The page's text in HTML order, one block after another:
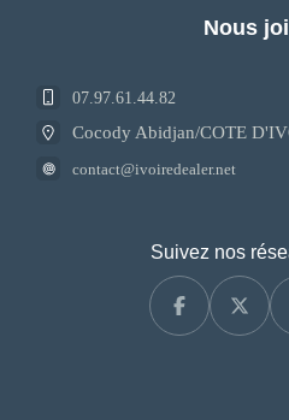
Nous
07.97.61.44.82
Cocody Abidjan/COTE
contact@ivoiredealer.net
Suivez nos